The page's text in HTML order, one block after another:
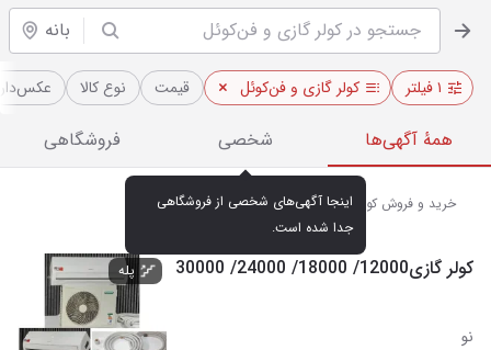
بانه
۱ فیلتر کولر گازی و فن‌کوئل قیمت نوع کالا عکس‌دار
همهٔ آگهی‌ها شخصی فروشگاهی
جدا شده است.
خرید و فروش کولرگازی و فن‌کوئل نو و کارکرده در بانه
کولر گازی12000/ 18000/ 24000/ 30000
نو
پله